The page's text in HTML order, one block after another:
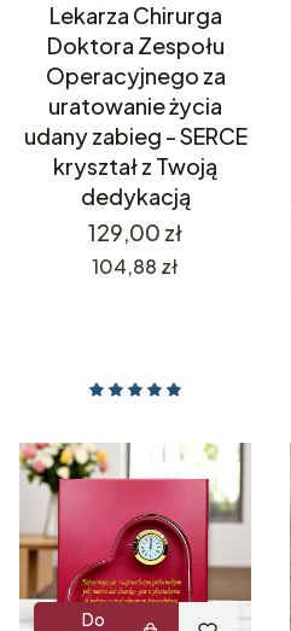
Lekarza Chirurga
Doktora Zespołu
Operacyjnego za
uratowanie życia
udany zabieg - SERCE
kryształ z Twoją
dedykacją
Cena
129,00 zł
Cena
104,88 zł
Do